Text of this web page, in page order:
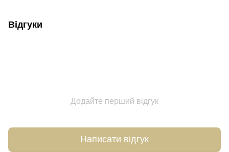
Відгуки
Додайте перший відгук
Написати відгук